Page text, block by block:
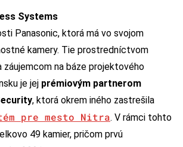
Systems
Panasonic, ktorá má vo svojom
kamery. Tie prostredníctvom
záujemcom na báze projektového
je jej prémiovým partnerom
, ktorá okrem iného zastrešila
pre mesto Nitra. V rámci tohto
49 kamier, pričom prvú